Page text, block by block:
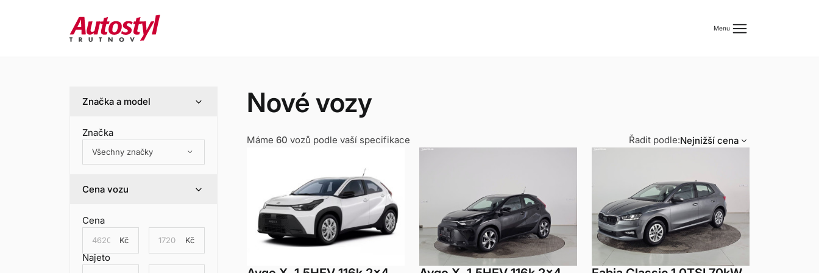
Menu menu
Značka a model
Značka
Všechny značky keyboard_arrow_down
Cena vozu
Cena
Kč Kč
Najeto
Nové vozy
Máme 60 vozů podle vaší specifikace Řadit podle:Nejnižší cena keyboard_arrow_down